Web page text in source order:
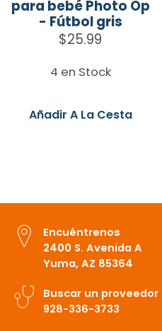
para bebé Photo Op
- Fútbol gris
$25.99
4 en Stock
Añadir A La Cesta
Encuéntrenos
2400 S. Avenida A
Yuma, AZ 85364
Buscar un proveedor
928-336-3733